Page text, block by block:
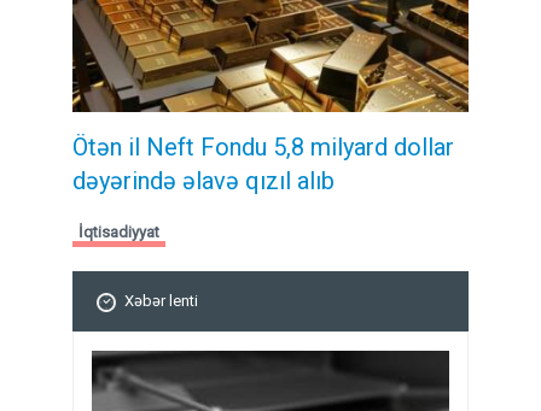
Ötən il Neft Fondu 5,8 milyard dollar
dəyərində əlavə qızıl alıb
İqtisadiyyat
Xəbər lenti